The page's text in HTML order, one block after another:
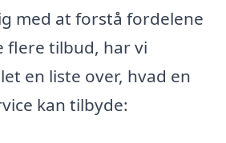
med at forstå fordelene
flere tilbud, har vi
en liste over, hvad en
kan tilbyde: